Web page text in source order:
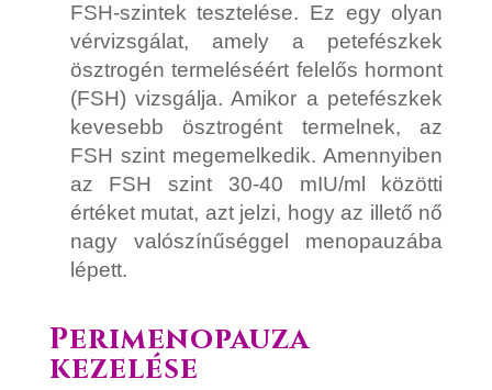
FSH-szintek tesztelése. Ez egy olyan
vérvizsgálat, amely a petefészkek
ösztrogén termeléséért felelős hormont
(FSH) vizsgálja. Amikor a petefészkek
kevesebb ösztrogént termelnek, az
FSH szint megemelkedik. Amennyiben
az FSH szint 30-40 mIU/ml közötti
értéket mutat, azt jelzi, hogy az illető nő
nagy valószínűséggel menopauzába
lépett.
Perimenopauza
kezelése